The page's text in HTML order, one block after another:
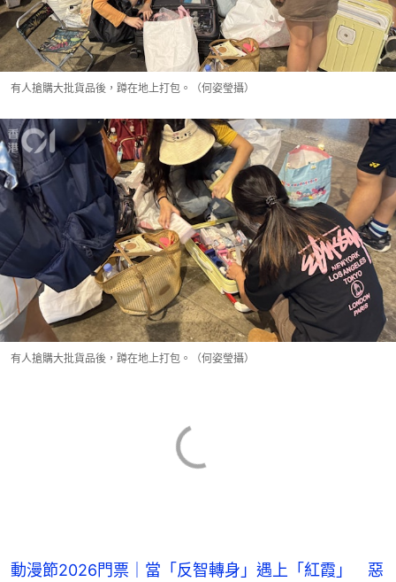
有人搶購大批貨品後，蹲在地上打包。（何姿瑩攝）
有人搶購大批貨品後，蹲在地上打包。（何姿瑩攝）
動漫節2026門票｜當「反智轉身」遇上「紅霞」 惡